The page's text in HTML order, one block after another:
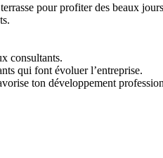
pour profiter des beaux
consultants.
qui font évoluer l’entreprise.
ton développement